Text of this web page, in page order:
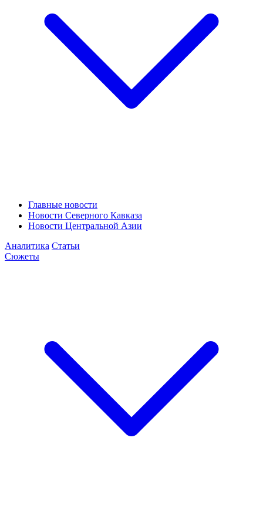
Главные новости
Новости Северного Кавказа
Новости Центральной Азии
Аналитика Статьи
Сюжеты